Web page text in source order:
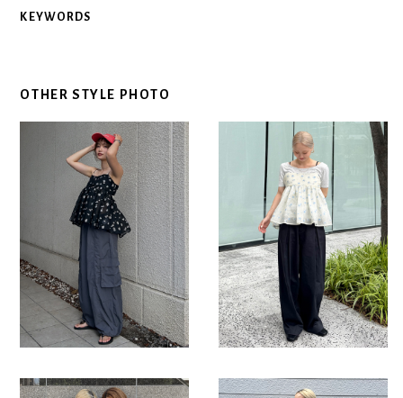
KEYWORDS
OTHER STYLE PHOTO